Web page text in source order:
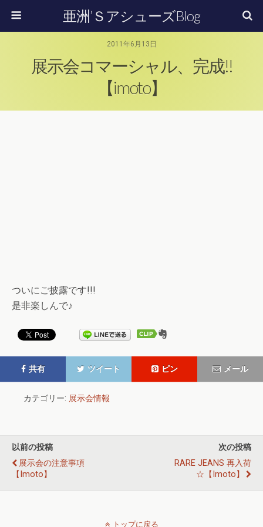
亜洲’ＳアシューズBlog
2011年6月13日
展示会コマーシャル、完成!!
【imoto】
ついにご披露です!!!
是非楽しんで♪
共有 ツイート ピン メール
カテゴリー: 展示会情報
以前の投稿
展示会の注意事項
【imoto】
次の投稿
RARE JEANS 再入荷
☆【imoto】
トップに戻る